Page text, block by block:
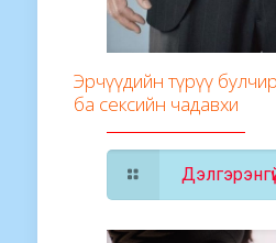
Эрчүүдийн түрүү
ба сексийн чадавхи